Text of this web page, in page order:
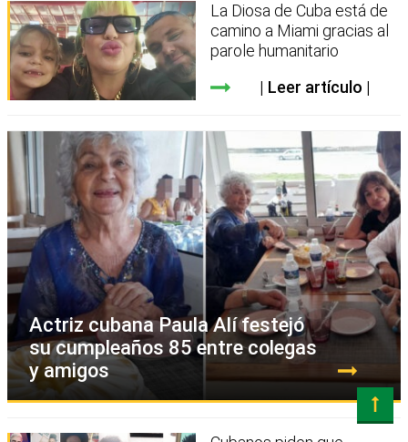
La Diosa de Cuba está de
camino a Miami gracias al
parole humanitario
Leer artículo
Actriz cubana Paula Alí festejó
su cumpleaños 85 entre colegas
y amigos